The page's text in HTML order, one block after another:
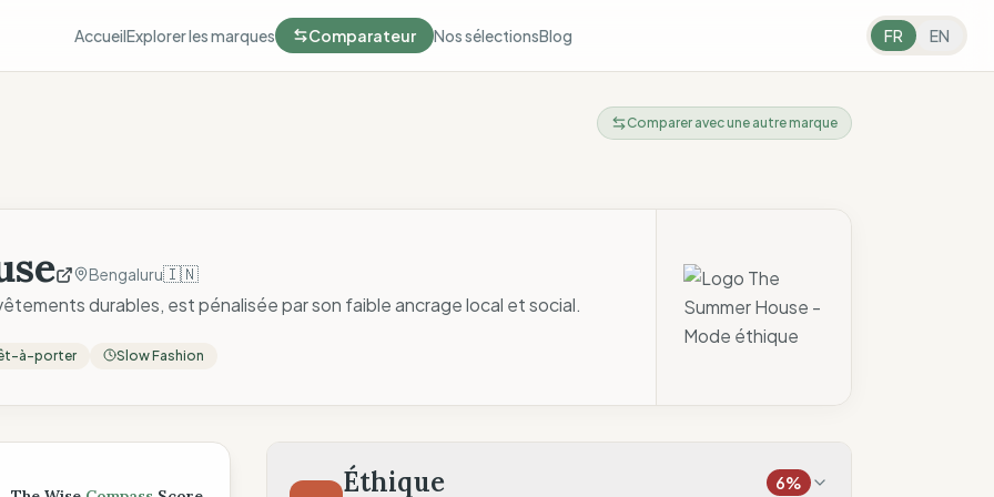
AccueilExplorer les marques Comparateur Nos sélectionsBlog FR EN
Comparer avec une autre marque
Bengaluru🇮🇳
durables, est pénalisée par son faible ancrage local et social.
à-porter Slow Fashion
Éthique 6%